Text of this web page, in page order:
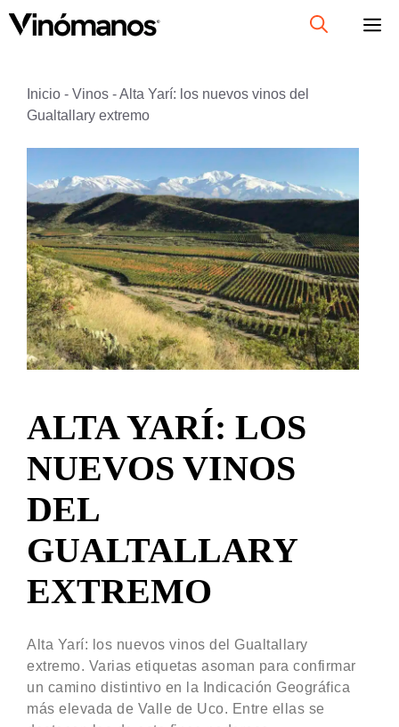
Inicio - Vinos -Alta Yarí: los nuevos vinos del
Gualtallary extremo
ALTA YARÍ: LOS
NUEVOS VINOS
DEL
GUALTALLARY
EXTREMO
Alta Yarí: los nuevos vinos del Gualtallary
extremo. Varias etiquetas asoman para confirmar
un camino distintivo en la Indicación Geográfica
más elevada de Valle de Uco. Entre ellas se